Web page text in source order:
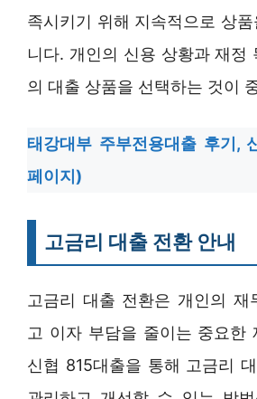
족시키기 위해 지속적으로 상
니다. 개인의 신용 상황과 재정
의 대출 상품을 선택하는 것이
태강대부 주부전용대출 후기,
페이지)
고금리 대출 전환 안내
고금리 대출 전환은 개인의 재
고 이자 부담을 줄이는 중요한
신협 815대출을 통해 고금리